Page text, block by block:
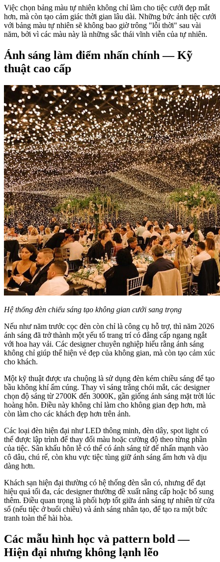
Việc chọn bảng màu tự nhiên không chỉ làm cho tiệc cưới đẹp mắt
hơn, mà còn tạo cảm giác thời gian lâu dài. Những bức ảnh tiệc cưới
với bảng màu tự nhiên sẽ không bao giờ trông "lỗi thời" sau vài
năm, bởi vì các màu này là những sắc thái vĩnh viễn của tự nhiên.
Ánh sáng làm điểm nhấn chính — Kỹ
thuật cao cấp
Hệ thống đèn chiếu sáng tạo không gian cưới sang trọng
Nếu như năm trước cọc đèn còn chỉ là công cụ hỗ trợ, thì năm 2026
ánh sáng đã trở thành một yếu tố trang trí có đẳng cấp ngang ngắt
với hoa hay vải. Các designer chuyên nghiệp hiểu rằng ánh sáng
không chỉ giúp thể hiện vẻ đẹp của không gian, mà còn tạo cảm xúc
cho khách.
Một kỹ thuật được ưa chuộng là sử dụng đèn kém chiều sáng để tạo
bầu không khí ấm cúng. Thay vì sáng trắng chói mắt, các designer
chọn độ sáng từ 2700K đến 3000K, gần giống ánh sáng mặt trời lúc
hoàng hôn. Điều này không chỉ làm cho không gian đẹp hơn, mà
còn làm cho các khách đẹp hơn trên ảnh.
Các loại đèn hiện đại như LED thông minh, đèn dây, spot light có
thể được lập trình để thay đổi màu hoặc cường độ theo từng phần
của tiệc. Sân khấu hôn lễ có thể có ánh sáng từ để nhấn mạnh vào
cô dâu, chú rể, còn khu vực tiệc tùng giữ ánh sáng ấm hơn và dịu
dàng hơn.
Khách sạn hiện đại thường có hệ thống đèn sẵn có, nhưng để đạt
hiệu quả tối đa, các designer thường đề xuất nâng cấp hoặc bổ sung
thêm. Điều quan trọng là phối hợp tốt giữa ánh sáng tự nhiên từ cửa
sổ (nếu tiệc ở buổi chiều) và ánh sáng nhân tạo, để tạo ra một bức
tranh toàn thể hài hòa.
Các mẫu hình học và pattern bold —
Hiện đại nhưng không lạnh lẽo